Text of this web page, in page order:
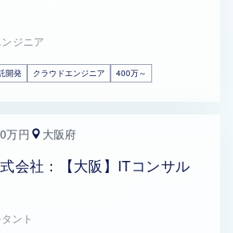
ジニア
開発 クラウドエンジニア 400万～
万円 大阪府
会社：【大阪】ITコンサル
ント